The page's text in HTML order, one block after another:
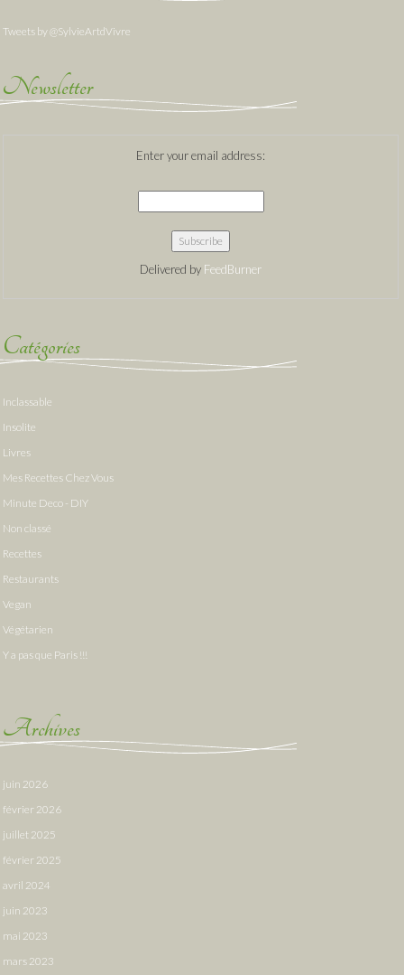
Tweets by @SylvieArtdVivre
Newsletter
Enter your email address:
Delivered by FeedBurner
Catégories
Inclassable
Insolite
Livres
Mes Recettes Chez Vous
Minute Deco - DIY
Non classé
Recettes
Restaurants
Vegan
Végétarien
Y a pas que Paris !!!
Archives
juin 2026
février 2026
juillet 2025
février 2025
avril 2024
juin 2023
mai 2023
mars 2023